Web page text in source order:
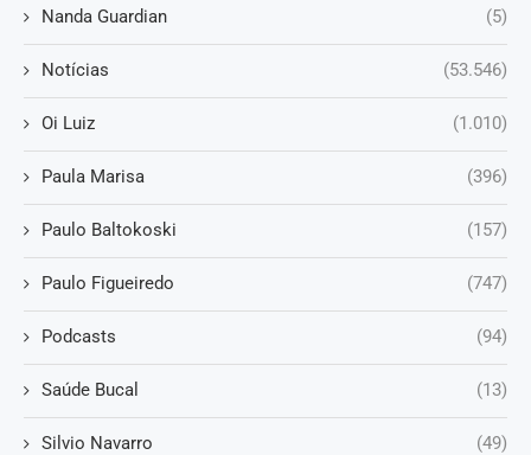
Nanda Guardian (5)
Notícias (53.546)
Oi Luiz (1.010)
Paula Marisa (396)
Paulo Baltokoski (157)
Paulo Figueiredo (747)
Podcasts (94)
Saúde Bucal (13)
Silvio Navarro (49)